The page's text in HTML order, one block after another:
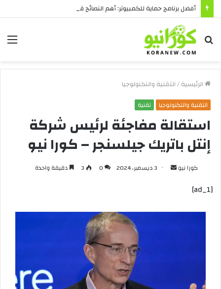
أفضل برنامج حماية للكمبيوتر: أهم النصائح قبل الشراء
بحث
عن
الرئيسية/التقنية والتكنولوجيا
التقنية والتكنولوجيا تقنية
استقالة مفاجئة لرئيس شركة
إنتل باتريك جيلسنجر – كورا نيو
كورا نيو
أرسل 3 ديسمبر، 2024 0
3 دقيقة واحدة
[ad_1]